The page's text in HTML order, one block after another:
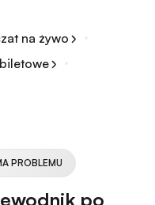
na żywo
PROBLEMU
po